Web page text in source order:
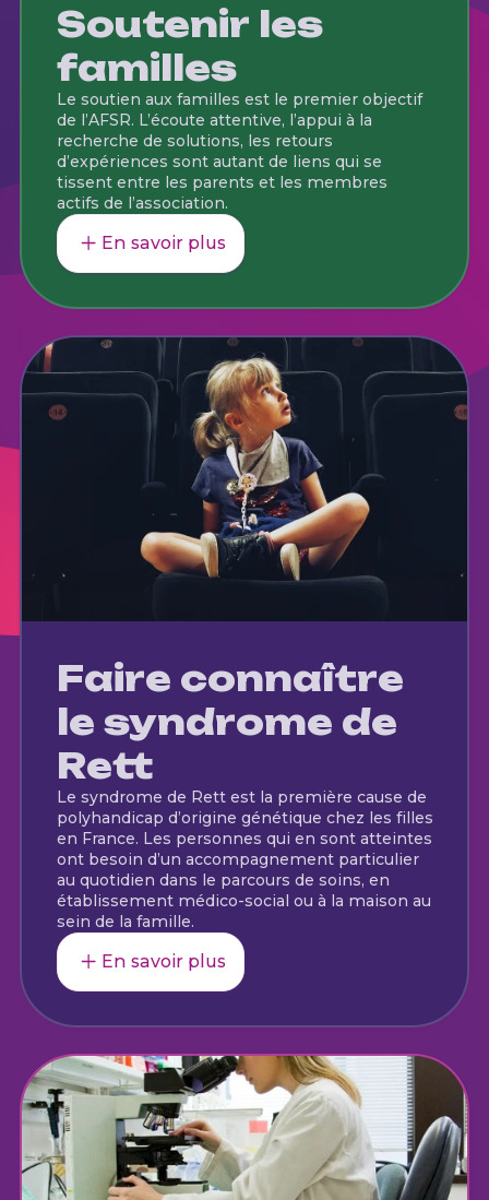
Soutenir les
familles
Le soutien aux familles est le premier objectif
de l’AFSR. L’écoute attentive, l’appui à la
recherche de solutions, les retours
d’expériences sont autant de liens qui se
tissent entre les parents et les membres
actifs de l’association.
En savoir plus
Faire connaître
le syndrome de
Rett
Le syndrome de Rett est la première cause de
polyhandicap d’origine génétique chez les filles
en France. Les personnes qui en sont atteintes
ont besoin d’un accompagnement particulier
au quotidien dans le parcours de soins, en
établissement médico-social ou à la maison au
sein de la famille.
En savoir plus